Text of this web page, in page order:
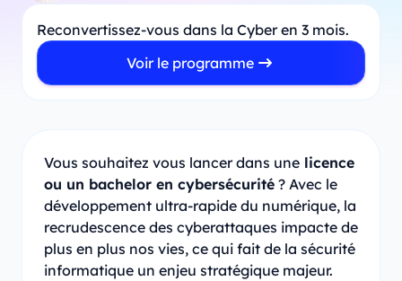
Reconvertissez-vous dans la Cyber en 3 mois.
Voir le programme
Vous souhaitez vous lancer dans une licence
ou un bachelor en cybersécurité ? Avec le
développement ultra-rapide du numérique, la
recrudescence des cyberattaques impacte de
plus en plus nos vies, ce qui fait de la sécurité
informatique un enjeu stratégique majeur.